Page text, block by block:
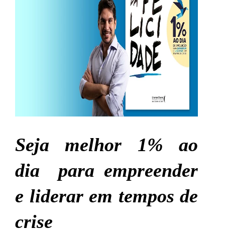
Seja melhor 1% ao
dia para empreender
e liderar em tempos de
crise